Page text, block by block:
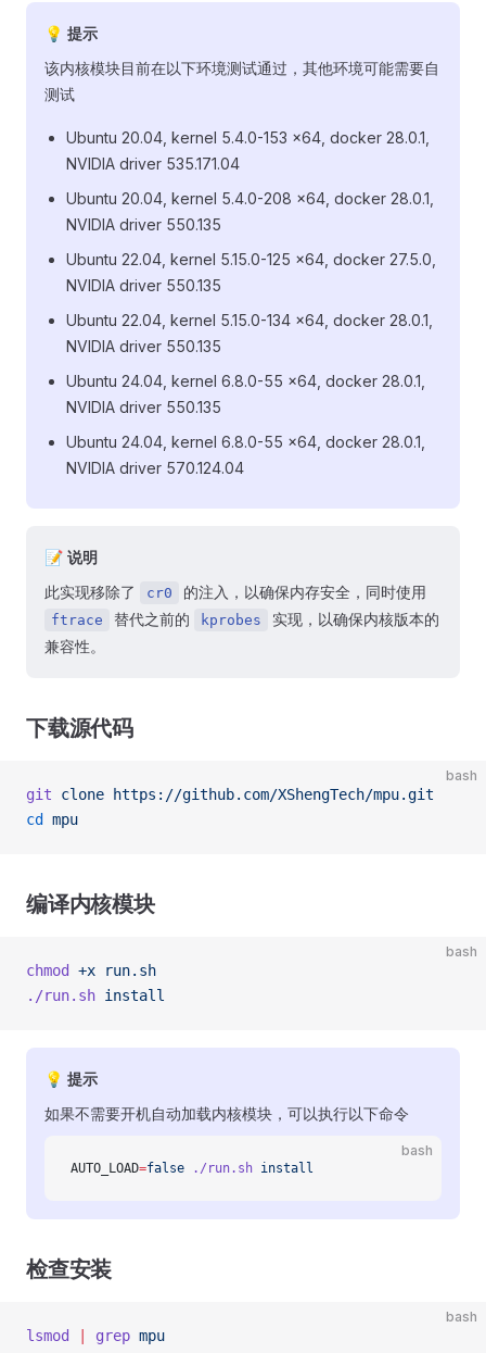
💡 提示
该内核模块目前在以下环境测试通过，其他环境可能需要自
测试
Ubuntu 20.04, kernel 5.4.0-153 x64, docker 28.0.1,
NVIDIA driver 535.171.04
Ubuntu 20.04, kernel 5.4.0-208 x64, docker 28.0.1,
NVIDIA driver 550.135
Ubuntu 22.04, kernel 5.15.0-125 x64, docker 27.5.0,
NVIDIA driver 550.135
Ubuntu 22.04, kernel 5.15.0-134 x64, docker 28.0.1,
NVIDIA driver 550.135
Ubuntu 24.04, kernel 6.8.0-55 x64, docker 28.0.1,
NVIDIA driver 550.135
Ubuntu 24.04, kernel 6.8.0-55 x64, docker 28.0.1,
NVIDIA driver 570.124.04
📝 说明
此实现移除了
cr0 的注入，以确保内存安全，同时使用
ftrace 替代之前的 kprobes
实现，以确保内核版本的
兼容性。
下载源代码
bash
git clone https://github.com/XShengTech/mpu.git
cd
mpu
编译内核模块
bash
chmod +x run.sh
./run.sh install
💡 提示
如果不需要开机自动加载内核模块，可以执行以下命令
bash
AUTO_LOAD=false ./run.sh install
检查安装
bash
lsmod grep mpu